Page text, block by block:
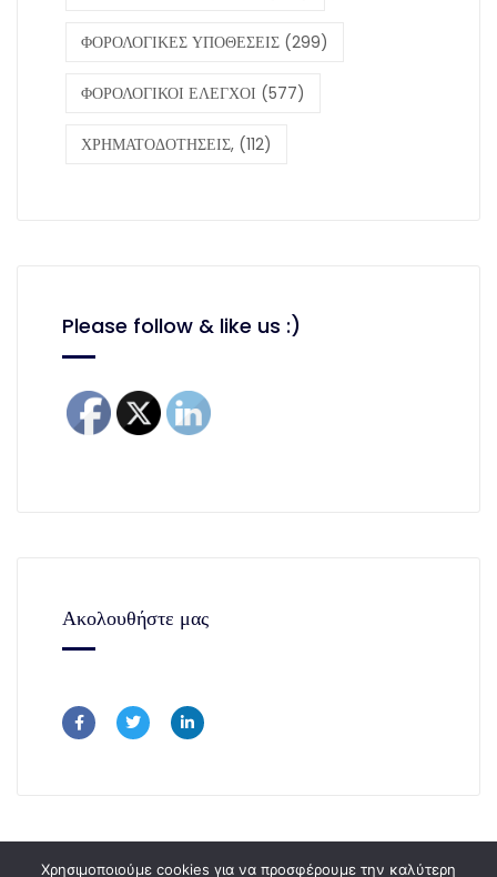
ΦΟΡΟΛΟΓΙΚΕΣ ΥΠΟΘΕΣΕΙΣ (299)
ΦΟΡΟΛΟΓΙΚΟΙ ΕΛΕΓΧΟΙ (577)
ΧΡΗΜΑΤΟΔΟΤΗΣΕΙΣ, (112)
Please follow & like us :)
Ακολουθήστε μας
Χρησιμοποιούμε cookies για να προσφέρουμε την καλύτερη